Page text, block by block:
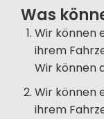
Was
Wir können
ihrem
Wir können
Wir können
ihrem